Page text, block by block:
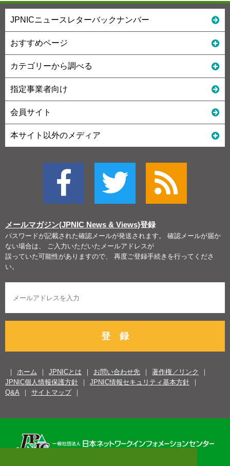
JPNICニュースレターバックナンバー
おすすめページ
カテゴリーから調べる
指定事業者向け
会員サイト
本サイト以外のメディア
メールマガジン(JPNIC News & Views)登録
パスワードが記載された確認メールが発送されます。 確認メールが届か
ない場合は、 ご入力いただいたメールアドレスが
誤っていた可能性がありますので、 再度ご登録手続きを行ってくださ
い。
登 録
ホーム JPNICとは お問い合わせ先
著作権／リンク
JPNIC個人情報保護方針
JPNIC情報セキュリティ基本方針
Q&A
サイトマップ